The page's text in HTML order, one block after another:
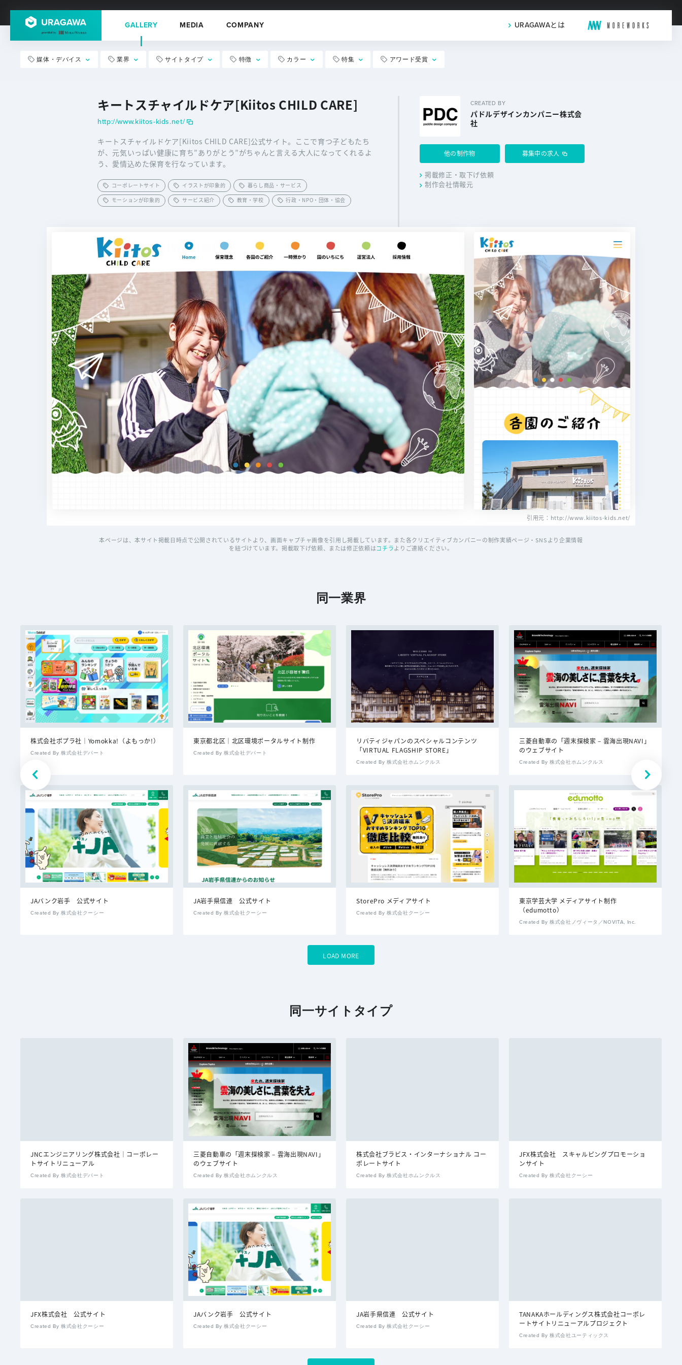
GALLERY MEDIA COMPANY URAGAWAとは
媒体・デバイス 業界 サイトタイプ 特徴 カラー 特集 アワード受賞
キートスチャイルドケア[Kiitos CHILD CARE]
http://www.kiitos-kids.net/
キートスチャイルドケア[Kiitos CHILD CARE]公式サイト。ここで育つ子どもたち
が、元気いっぱい健康に育ち”ありがとう”がちゃんと言える大人になってくれるよ
う、愛情込めた保育を行なっています。
コーポレートサイト イラストが印象的
暮らし商品・サービス
モーションが印象的
サービス紹介 教育・学校 行政・NPO・団体・協会
CREATED BY
パドルデザインカンパニー株式会
社
他の制作物 募集中の求人
掲載修正・取下げ依頼
制作会社情報元
引用元：http://www.kiitos-kids.net/
本ページは、本サイト掲載日時点で公開されているサイトより、画面キャプチャ画像を引用し掲載しています。また各クリエイティブカンパニーの制作実績ページ・SNSより企業情報
を紐づけています。掲載取下げ依頼、または修正依頼はコチラよりご連絡ください。
同一業界
株式会社ポプラ社｜Yomokka!（よもっか!）
Created By 株式会社デパート
東京都北区｜北区環境ポータルサイト制作
Created By 株式会社デパート
リバティジャパンのスペシャルコンテンツ
「VIRTUAL FLAGSHIP STORE」
Created By 株式会社ホムンクルス
三菱自動車の「週末探検家 – 雲海出現NAVI」
のウェブサイト
Created By 株式会社ホムンクルス
JAバンク岩手 公式サイト
Created By 株式会社クーシー
JA岩手県信連 公式サイト
Created By 株式会社クーシー
StorePro メディアサイト
Created By 株式会社クーシー
東京学芸大学 メディアサイト制作
（edumotto）
Created By 株式会社ノヴィータ／NOVITA, Inc.
LOAD MORE
同一サイトタイプ
JNCエンジニアリング株式会社｜コーポレー
トサイトリニューアル
Created By 株式会社デパート
三菱自動車の「週末探検家 – 雲海出現NAVI」
のウェブサイト
Created By 株式会社ホムンクルス
株式会社ブラビス・インターナショナル コー
ポレートサイト
Created By 株式会社ホムンクルス
JFX株式会社 スキャルピングプロモーショ
ンサイト
Created By 株式会社クーシー
JFX株式会社 公式サイト
Created By 株式会社クーシー
JAバンク岩手 公式サイト
Created By 株式会社クーシー
JA岩手県信連 公式サイト
Created By 株式会社クーシー
TANAKAホールディングス株式会社コーポレ
ートサイトリニューアルプロジェクト
Created By 株式会社ユーティックス